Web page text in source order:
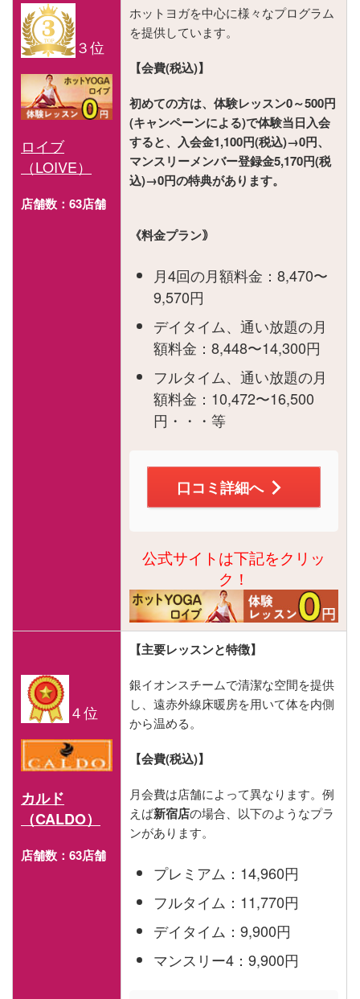
３位
ロイブ
（LOIVE）
店舗数：63店舗
ホットヨガを中心に様々なプログラム
を提供しています。
【会費(税込)】
初めての方は、体験レッスン0～500円
(キャンペーンによる)で体験当日入会
すると、入会金1,100円(税込)→0円、
マンスリーメンバー登録金5,170円(税
込)→0円の特典があります。
《料金プラン｠
月4回の月額料金：8,470〜
9,570円
デイタイム、通い放題の月
額料金：8,448〜14,300円
フルタイム、通い放題の月
額料金：10,472〜16,500
円・・・等
口コミ詳細へ
公式サイトは下記をクリッ
ク！
４位
カルド
（CALDO）
店舗数：63店舗
【主要レッスンと特徴】
銀イオンスチームで清潔な空間を提供
し、遠赤外線床暖房を用いて体を内側
から温める。
【会費(税込)】
月会費は店舗によって異なります。例
えば新宿店の場合、以下のようなプラ
ンがあります。
プレミアム：14,960円
フルタイム：11,770円
デイタイム：9,900円
マンスリー4：9,900円